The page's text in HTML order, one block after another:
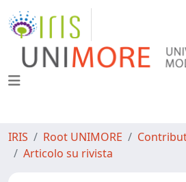
IRIS Root UNIMORE
Articolo su rivista